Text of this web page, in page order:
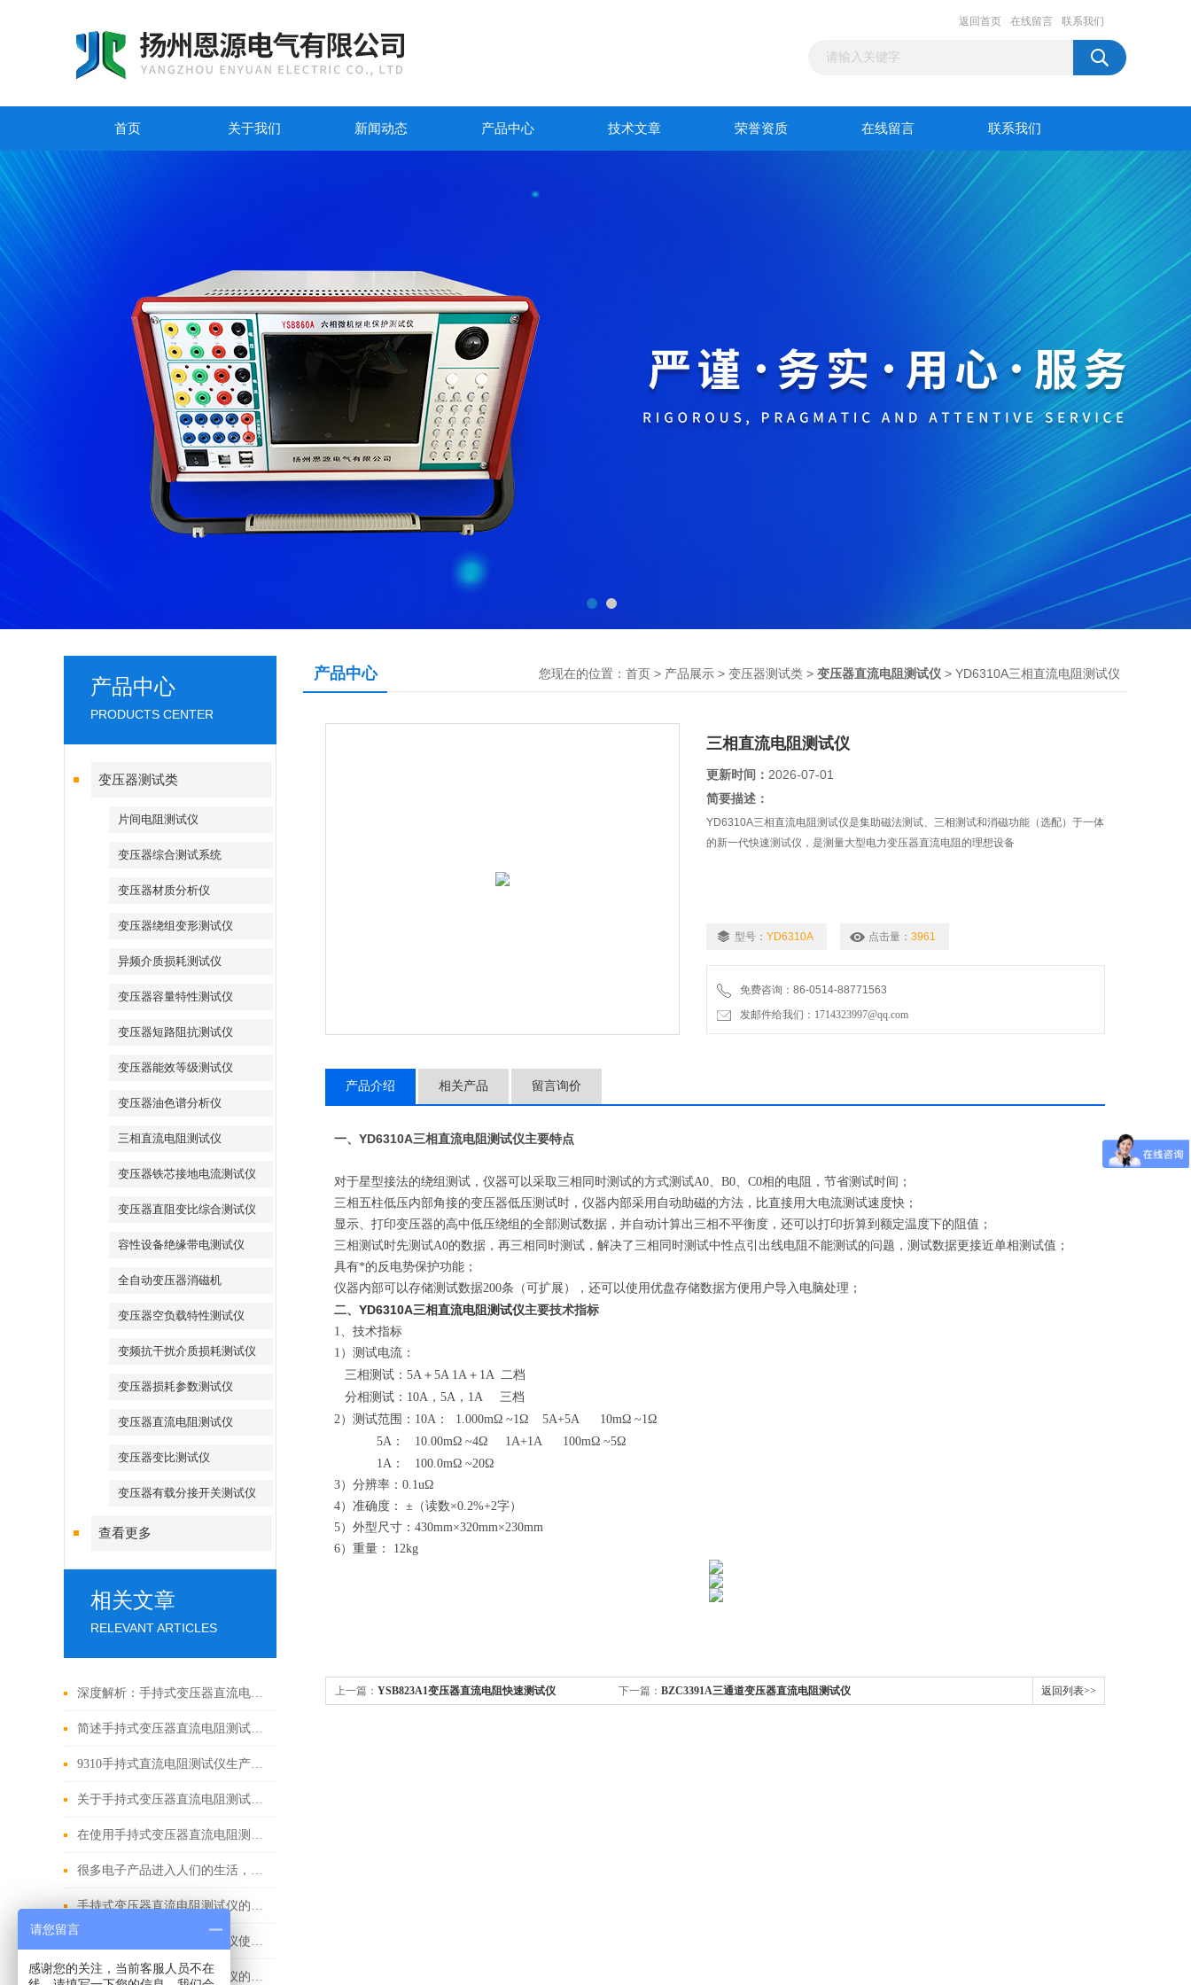
返回首页 在线留言 联系我们
首页 关于我们 新闻动态 产品中心 技术文章 荣誉资质 在线留言 联系我们
产品中心
PRODUCTS CENTER
变压器测试类
片间电阻测试仪
变压器综合测试系统
变压器材质分析仪
变压器绕组变形测试仪
异频介质损耗测试仪
变压器容量特性测试仪
变压器短路阻抗测试仪
变压器能效等级测试仪
变压器油色谱分析仪
三相直流电阻测试仪
变压器铁芯接地电流测试仪
变压器直阻变比综合测试仪
容性设备绝缘带电测试仪
全自动变压器消磁机
变压器空负载特性测试仪
变频抗干扰介质损耗测试仪
变压器损耗参数测试仪
变压器直流电阻测试仪
变压器变比测试仪
变压器有载分接开关测试仪
查看更多
相关文章
RELEVANT ARTICLES
深度解析：手持式变压器直流电阻测试仪的正确使用方法全攻略
简述手持式变压器直流电阻测试仪的常见故障相应解决方法
9310手持式直流电阻测试仪生产厂家
关于手持式变压器直流电阻测试仪的操作状况如何说明？
在使用手持式变压器直流电阻测试仪时，应采取必要的保护措施
很多电子产品进入人们的生活，手持式变压器直流电阻测试仪的重要性不可言喻
手持式变压器直流电阻测试仪的测试及操作方法
手持式变压器直流电阻测试仪使用资料详情
手持式变压器直流电阻测试仪的基础技术资料
产品中心 您现在的位置： 首页 > 产品展示 > 变压器测试类 > 变压器直流电阻测试仪 > YD6310A三相直流电阻测试仪
三相直流电阻测试仪
更新时间： 2026-07-01
简要描述：
YD6310A​三相直流电阻测试仪是集助磁法测试、三相测试和消磁功能（选配）于一体
的新一代快速测试仪，是测量大型电力变压器直流电阻的理想设备
型号： YD6310A 点击量： 3961
免费咨询：86-0514-88771563
发邮件给我们：1714323997@qq.com
产品介绍 相关产品 留言询价
一、 YD6310A三相直流电阻测试仪主要特点
对于星型接法的绕组测试，仪器可以采取三相同时测试的方式测试A0、 B0、 C0相的电阻，节省测试时间；
三相五柱低压内部角接的变压器低压测试时，仪器内部采用自动助磁的方法，比直接用大电流测试速度快；
显示、打印变压器的高中低压绕组的全部测试数据，并自动计算出三相不平衡度，还可以打印折算到额定温度下的阻值；
三相测试时先测试A0的数据，再三相同时测试，解决了三相同时测试中性点引出线电阻不能测试的问题，测试数据更接近单相测试值；
具有*的反电势保护功能；
仪器内部可以存储测试数据200条（可扩展），还可以使用优盘存储数据方便用户导入电脑处理；
二、 YD6310A三相直流电阻测试仪主要技术指标
1、技术指标
1）测试电流：
三相测试： 5A ＋ 5A 1A ＋ 1A 二档
分相测试： 10A ， 5A ， 1A
三档
2）测试范围： 10A ： 1.000mΩ ~1Ω 5A+5A 10mΩ ~1Ω
5A ： 10.00mΩ ~4Ω 1A+1A 100mΩ ~5Ω
1A ： 100.0mΩ ~20Ω
3）分辨率： 0.1uΩ
4）准确度：
± （读数×0.2%+2字）
5）外型尺寸： 430mm×320mm×230mm
6）重量：
12kg
上一篇： YSB823A1变压器直流电阻快速测试仪 下一篇： BZC3391A三通道变压器直流电阻测试仪 返回列表>>
请您留言
感谢您的关注，当前客服人员不在